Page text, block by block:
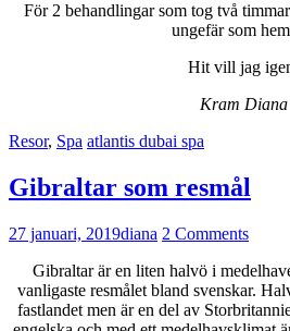
För 2 behandlingar som tog två
ungefär som
Hit vill jag
Kram Diana
Resor, Spa atlantis dubai spa
Gibraltar som resmål
27 januari, 2019diana 2 Comments
Gibraltar är en liten halvö i
vanligaste resmålet bland svenskar.
fastlandet men är en del av